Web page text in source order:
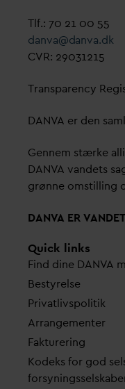
Tlf.: 70 21 00 55
danva@danva.dk
CVR: 29031215
Transparency
DANVA er den
Gennem stærke
DANVA vandets
grønne omstilling
DANVA ERV
Quick links
Find dine DANVA
Bestyrelse
Privatlivspolitik
Arrangementer
Fakturering
Kodeks for god